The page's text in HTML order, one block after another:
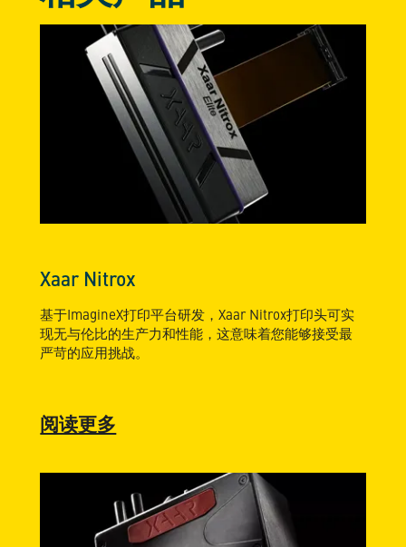
Xaar Nitrox
基于ImagineX打印平台研发，Xaar Nitrox打印头可实
现无与伦比的生产力和性能，这意味着您能够接受最
严苛的应用挑战。
阅读更多